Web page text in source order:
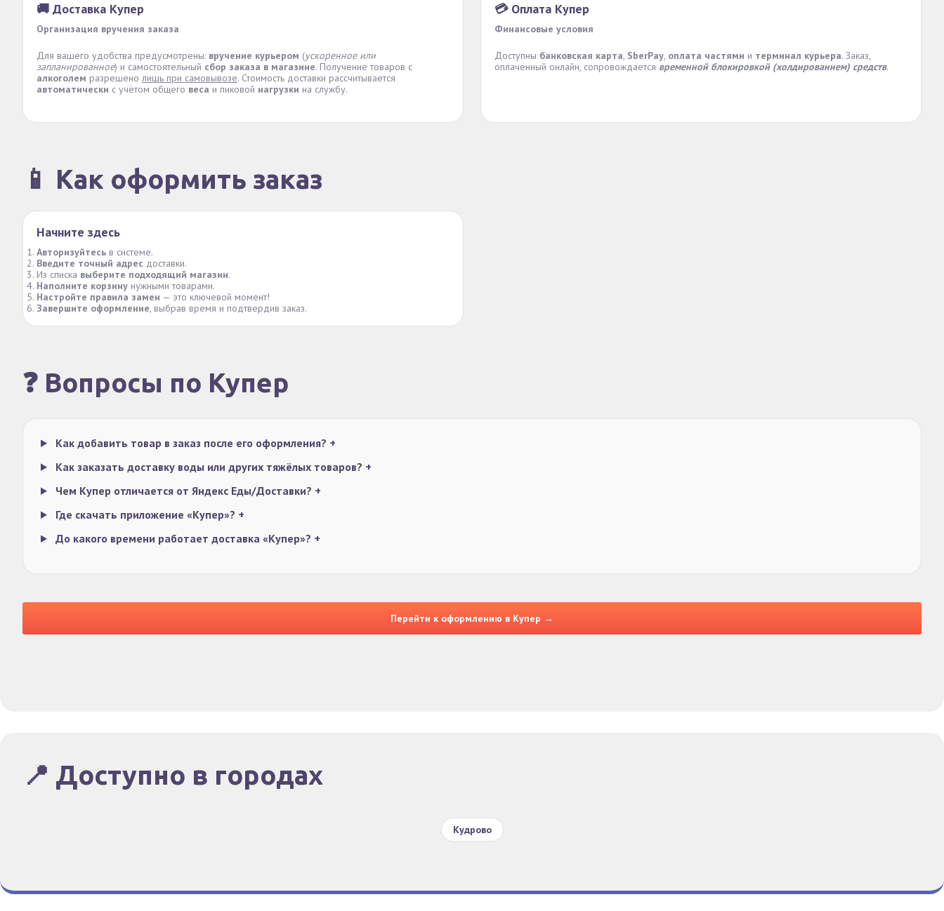
🚚 Доставка Купер
Организация вручения заказа
Для вашего удобства предусмотрены: вручение курьером (ускоренное или
запланированное) и самостоятельный сбор заказа в магазине. Получение товаров с
алкоголем разрешено лишь при самовывозе. Стоимость доставки рассчитывается
автоматически с учётом общего веса и пиковой нагрузки на службу.
💳 Оплата Купер
Финансовые условия
Доступны банковская карта, SberPay, оплата частями и терминал курьера. Заказ,
оплаченный онлайн, сопровождается временной блокировкой (холдированием) средств.
📱 Как оформить заказ
Начните здесь
Авторизуйтесь в системе.
Введите точный адрес доставки.
Из списка выберите подходящий магазин.
Наполните корзину нужными товарами.
Настройте правила замен — это ключевой момент!
Завершите оформление, выбрав время и подтвердив заказ.
❓ Вопросы по Купер
Как добавить товар в заказ после его оформления? +
Как заказать доставку воды или других тяжёлых товаров? +
Чем Купер отличается от Яндекс Еды/Доставки? +
Где скачать приложение «Купер»? +
До какого времени работает доставка «Купер»? +
Перейти к оформлению в Купер →
📍 Доступно в городах
Кудрово